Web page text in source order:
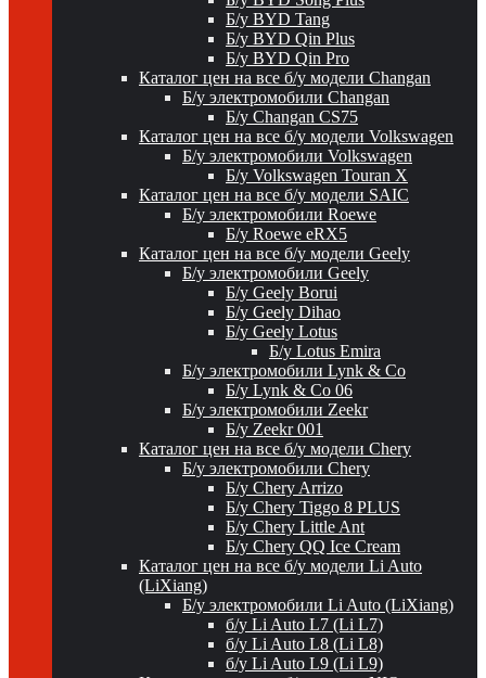
Б/у BYD Tang
Б/у BYD Qin Plus
Б/у BYD Qin Pro
Каталог цен на все б/у модели Changan
Б/у электромобили Changan
Б/у Changan CS75
Каталог цен на все б/у модели Volkswagen
Б/у электромобили Volkswagen
Б/у Volkswagen Touran X
Каталог цен на все б/у модели SAIC
Б/у электромобили Roewe
Б/у Roewe eRX5
Каталог цен на все б/у модели Geely
Б/у электромобили Geely
Б/у Geely Borui
Б/у Geely Dihao
Б/у Geely Lotus
Б/у Lotus Emira
Б/у электромобили Lynk & Co
Б/у Lynk & Co 06
Б/у электромобили Zeekr
Б/у Zeekr 001
Каталог цен на все б/у модели Chery
Б/у электромобили Chery
Б/у Chery Arrizo
Б/у Chery Tiggo 8 PLUS
Б/у Chery Little Ant
Б/у Chery QQ Ice Cream
Каталог цен на все б/у модели Li Auto
(LiXiang)
Б/у электромобили Li Auto (LiXiang)
б/у Li Auto L7 (Li L7)
б/у Li Auto L8 (Li L8)
б/у Li Auto L9 (Li L9)